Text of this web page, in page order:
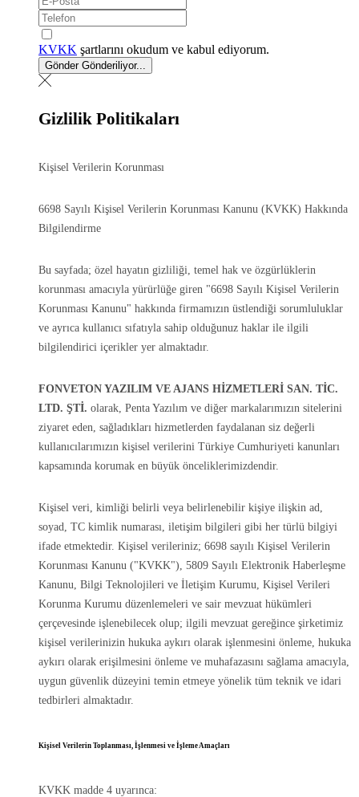
KVKK şartlarını okudum ve kabul ediyorum.
Gönder Gönderiliyor...
Gizlilik Politikaları
Kişisel Verilerin Korunması
6698 Sayılı Kişisel Verilerin Korunması Kanunu (KVKK) Hakkında
Bilgilendirme
Bu sayfada; özel hayatın gizliliği, temel hak ve özgürlüklerin
korunması amacıyla yürürlüğe giren "6698 Sayılı Kişisel Verilerin
Korunması Kanunu" hakkında firmamızın üstlendiği sorumluluklar
ve ayrıca kullanıcı sıfatıyla sahip olduğunuz haklar ile ilgili
bilgilendirici içerikler yer almaktadır.
FONVETON YAZILIM VE AJANS HİZMETLERİ SAN. TİC.
LTD. ŞTİ. olarak, Penta Yazılım ve diğer markalarımızın sitelerini
ziyaret eden, sağladıkları hizmetlerden faydalanan siz değerli
kullanıcılarımızın kişisel verilerini Türkiye Cumhuriyeti kanunları
kapsamında korumak en büyük önceliklerimizdendir.
Kişisel veri, kimliği belirli veya belirlenebilir kişiye ilişkin ad,
soyad, TC kimlik numarası, iletişim bilgileri gibi her türlü bilgiyi
ifade etmektedir. Kişisel verileriniz; 6698 sayılı Kişisel Verilerin
Korunması Kanunu ("KVKK"), 5809 Sayılı Elektronik Haberleşme
Kanunu, Bilgi Teknolojileri ve İletişim Kurumu, Kişisel Verileri
Korunma Kurumu düzenlemeleri ve sair mevzuat hükümleri
çerçevesinde işlenebilecek olup; ilgili mevzuat gereğince şirketimiz
kişisel verilerinizin hukuka aykırı olarak işlenmesini önleme, hukuka
aykırı olarak erişilmesini önleme ve muhafazasını sağlama amacıyla,
uygun güvenlik düzeyini temin etmeye yönelik tüm teknik ve idari
tedbirleri almaktadır.
Kişisel Verilerin Toplanması, İşlenmesi ve İşleme Amaçları
KVKK madde 4 uyarınca: